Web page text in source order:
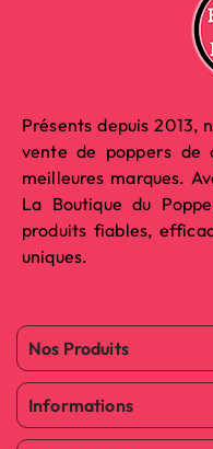
Présents depuis 2013,
vente de poppers de
meilleures marques.
La Boutique du
produits fiables,
uniques.
Nos Produits
Informations